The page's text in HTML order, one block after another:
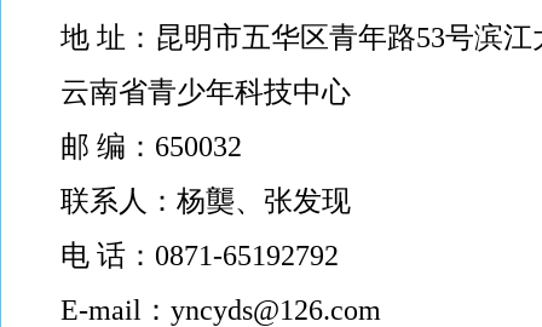
地 址：昆明市五华区青年路53号滨
云南省青少年科技中心
邮 编：650032
联系人：杨龑、张发现
电 话：0871-65192792
E-mail：yncyds@126.com